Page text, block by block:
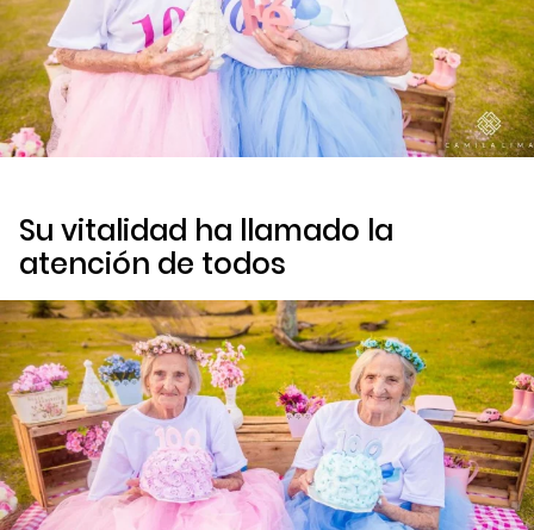
Su vitalidad ha llamado la
atención de todos